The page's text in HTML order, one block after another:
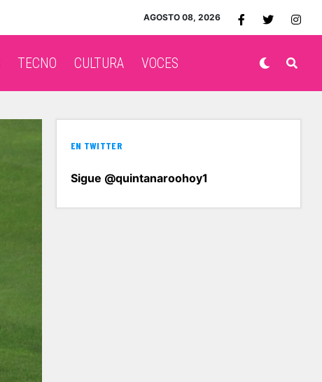
AGOSTO 08, 2026
TECNO CULTURA VOCES
EN TWITTER
Sigue @quintanaroohoy1